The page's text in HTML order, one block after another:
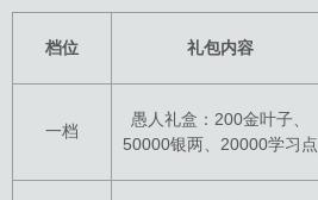
档位 礼包内容
一档
愚人礼盒：200金叶子、
50000银两、20000学习点